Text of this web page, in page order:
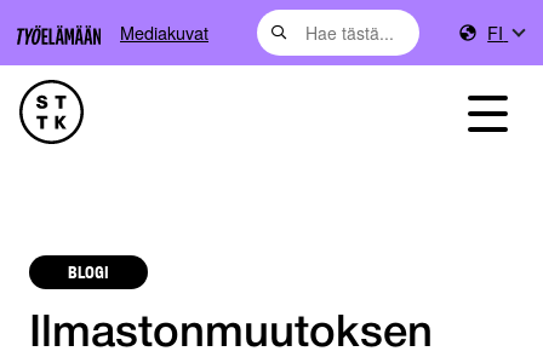
Mediakuvat FI
BLOGI
Ilmastonmuutoksen